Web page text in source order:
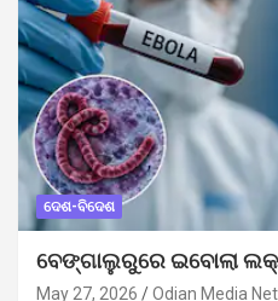
ଦେଶ-ବିଦେଶ
ବେଙ୍ଗାଲୁରୁରେ ଇବୋଲା
May 27, 2026 Odian Media